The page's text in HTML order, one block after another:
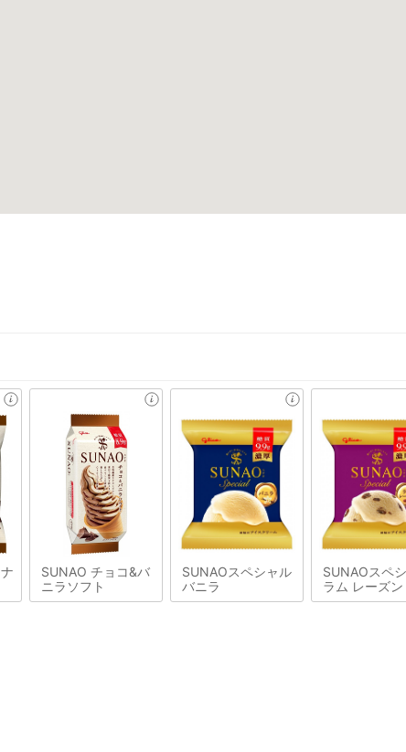
SUNAO チョコ&バ
ニラソフト
SUNAOスペシャル
バニラ
SUNAOスペ
ラム レーズン